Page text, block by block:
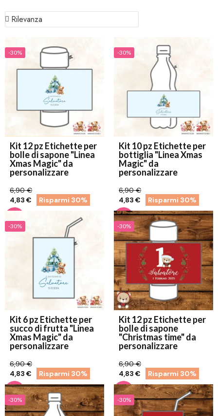
-30%
Kit 12 pz Etichette per
bolle di sapone "Linea
Xmas Magic" da
personalizzare
6,90 €
4,83 €
Risparmi 30%
-30%
Kit 10 pz Etichette per
bottiglia "Linea Xmas
Magic" da
personalizzare
6,90 €
4,83 €
Risparmi 30%
-30%
Kit 6 pz Etichette per
succo di frutta "Linea
Xmas Magic" da
personalizzare
6,90 €
4,83 €
Risparmi 30%
-30%
Kit 12 pz Etichette per
bolle di sapone
"Christmas time" da
personalizzare
6,90 €
4,83 €
Risparmi 30%
-30% -30%